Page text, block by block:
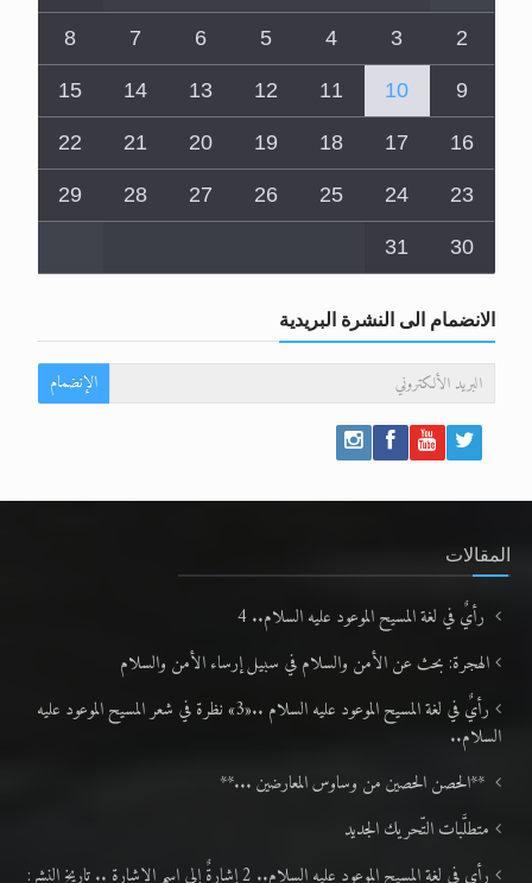
2
3
4
5
6
7
8
9
10
11
12
13
14
15
16
17
18
19
20
21
22
23
24
25
26
27
28
29
30
31
الانضمام الى النشرة البريدية
الإنضمام
المقالات
رأيٌ في لغة المسيح الموعود عليه السلام.. 4
الهجرة: بحث عن الأمن والسلام في سبيل إرساء الأمن والسلام
رأيٌ في لغة المسيح الموعود عليه السلام ..«3» نظرة في شعر المسيح الموعود عليه
السلام..
**الحصن الحصين من وساوس المعارضين ...**
متطلَّبات التّحريك الجديد